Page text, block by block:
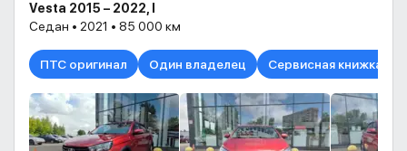
Vesta 2015 – 2022, I
Седан • 2021 • 85 000 км
ПТС оригинал Один владелец Сервисная книжка в